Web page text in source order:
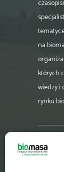
na
których
wiedzy i
rynku